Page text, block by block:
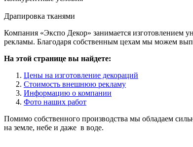
Драпировка тканями
Компания «Экспо Декор» занимается изготовлением
рекламы. Благодаря собственным цехам мы можем
На этой странице вы найдете:
Цены на изготовление декораций
Стоимость внешнюю рекламу
Информацию о компании
Фото наших работ
Помимо собственного производства мы обладаем
на земле, небе и даже в воде.